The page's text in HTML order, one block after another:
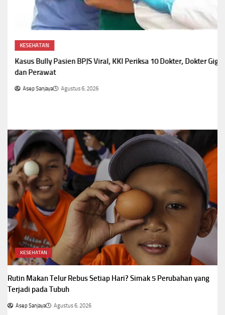
KESEHATAN
Kasus Bully Pasien BPJS Viral, KKI Periksa 10 Dokter, Dokter Gigi,
dan Perawat
Asep Sanjaya Agustus 6, 2026
KESEHATAN
Rutin Makan Telur Rebus Setiap Hari? Simak 5 Perubahan yang
Terjadi pada Tubuh
Asep Sanjaya Agustus 6, 2026